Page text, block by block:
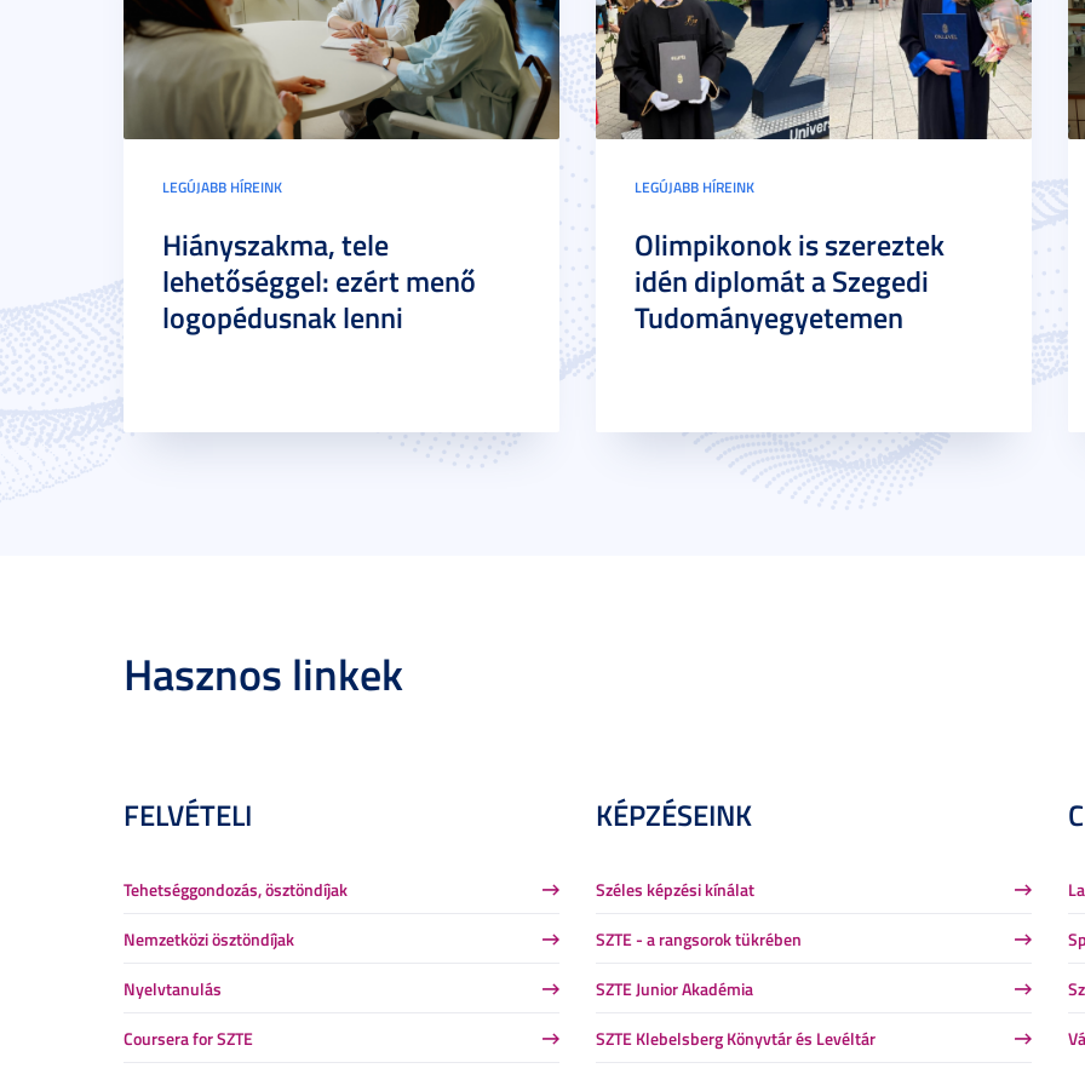
LEGÚJABB HÍREINK
Hiányszakma, tele
lehetőséggel: ezért menő
logopédusnak lenni
LEGÚJABB HÍREINK
Olimpikonok is szereztek
idén diplomát a Szegedi
Tudományegyetemen
Hasznos linkek
FELVÉTELI
Tehetséggondozás, ösztöndíjak
Nemzetközi ösztöndíjak
Nyelvtanulás
Coursera for SZTE
KÉPZÉSEINK
Széles képzési kínálat
SZTE - a rangsorok tükrében
SZTE Junior Akadémia
SZTE Klebelsberg Könyvtár és Levéltár